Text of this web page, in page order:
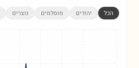
הכל יהודים מוסלמים נוצרים